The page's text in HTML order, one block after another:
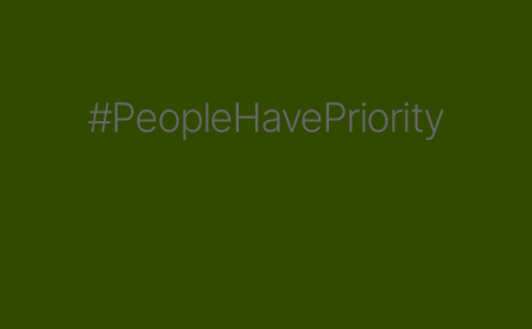
#PeopleHavePriority